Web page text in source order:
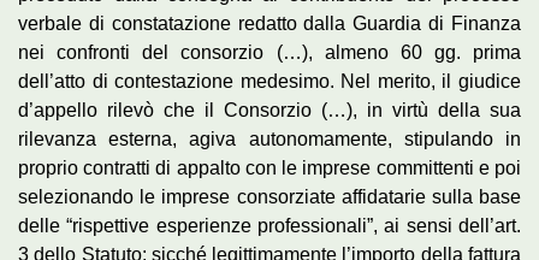
verbale di constatazione redatto dalla Guardia di Finanza
nei confronti del consorzio (…), almeno 60 gg. prima
dell’atto di contestazione medesimo. Nel merito, il giudice
d’appello rilevò che il Consorzio (…), in virtù della sua
rilevanza esterna, agiva autonomamente, stipulando in
proprio contratti di appalto con le imprese committenti e poi
selezionando le imprese consorziate affidatarie sulla base
delle “rispettive esperienze professionali”, ai sensi dell’art.
3 dello Statuto; sicché legittimamente l’importo della fattura